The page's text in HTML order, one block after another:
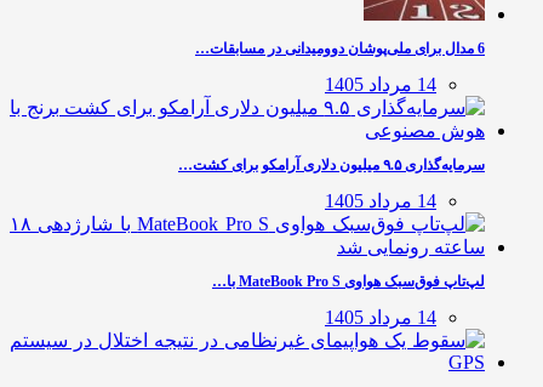
6 مدال برای ملی‌پوشان دوومیدانی در مسابقات…
14 مرداد 1405
سرمایه‌گذاری ۹.۵ میلیون دلاری آرامکو برای کشت…
14 مرداد 1405
لپ‌تاپ فوق‌سبک هواوی MateBook Pro S با…
14 مرداد 1405